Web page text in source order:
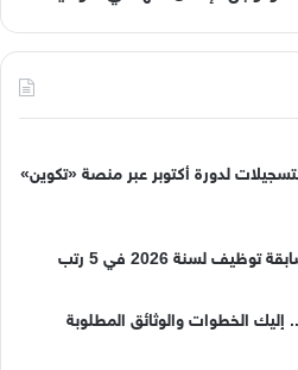
2026.. فتح التسجيلات لدورة أكتوبر عبر منصة «تكوين»
لسنة 2026 في 5 رتب